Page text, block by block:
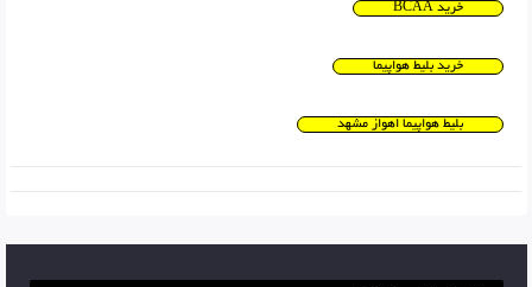
خرید BCAA
خرید بلیط هواپیما
بلیط هواپیما اهواز مشهد